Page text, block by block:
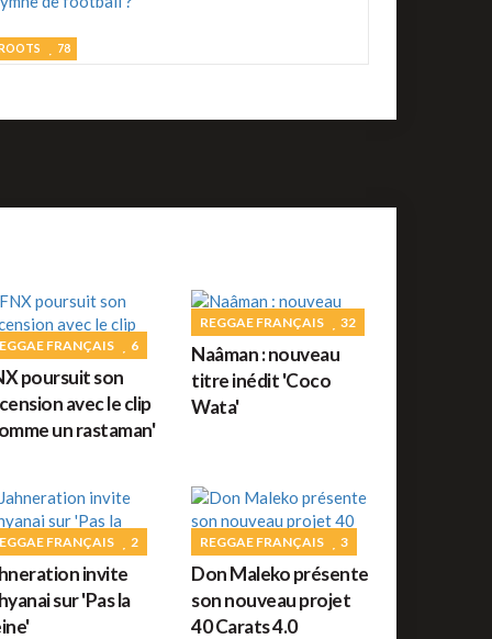
78
Fantan Mojah est
du jour : Aux Armes et cætera de Serge
73
Marley à l'honneur sur Reggae.fr
des festivals reggae : JUILLET 2026
56
du jour : War de Bob Marley
FRANÇAIS 6
poursuit son
avec le clip
un rastaman'
REGGAE FRANÇAIS 32
Naâman : nouveau
titre inédit 'Coco
Wata'
FRANÇAIS 2
invite
sur 'Pas la
REGGAE FRANÇAIS 3
Don Maleko présente
son nouveau projet
40 Carats 4.0